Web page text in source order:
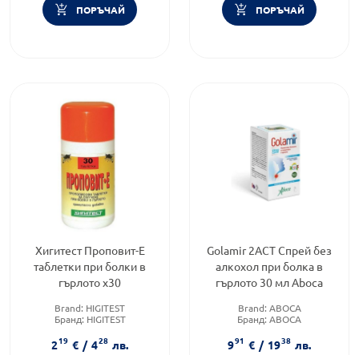
ПОРЪЧАЙ ПОРЪЧАЙ
Хигитест Проповит-Е
таблетки при болки в
гърлото х30
Brand: HIGITEST
Бранд: HIGITEST
219 € / 428 лв.
Golamir 2ACT Спрей без
алкохол при болка в
гърлото 30 мл Aboca
Brand: ABOCA
Бранд: ABOCA
991 € / 1938 лв.